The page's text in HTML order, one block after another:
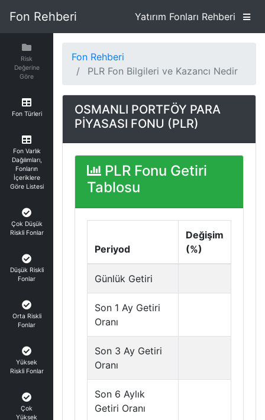
Fon Rehberi Yatırım Fonları Rehberi
Risk
Değerine
Göre
Fon Türleri
Fon Varlık
Dağılımları,
Fonların
İçeriklere
Göre Listesi
Çok Düşük
Riskli Fonlar
Düşük Riskli
Fonlar
Orta Riskli
Fonlar
Yüksek
Riskli Fonlar
Çok
Yüksek
Fon Rehberi
PLR Fon Bilgileri ve Kazancı Nedir
OSMANLI PORTFÖY PARA
PİYASASI FONU (PLR)
PLR Fonu Getiri
Tablosu
Periyod
Değişim
(%)
Günlük Getiri
Son 1 Ay Getiri
Oranı
Son 3 Ay Getiri
Oranı
Son 6 Aylık
Getiri Oranı